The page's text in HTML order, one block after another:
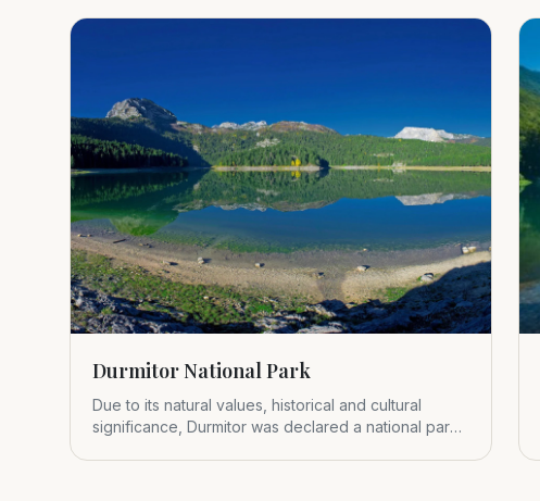
Durmitor National Park
Due to its natural values, historical and cultural
significance, Durmitor was declared a national park